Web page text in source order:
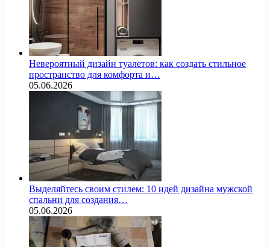
Невероятный дизайн туалетов: как создать стильное
пространство для комфорта и…
05.06.2026
Выделяйтесь своим стилем: 10 идей дизайна мужской
спальни для создания…
05.06.2026